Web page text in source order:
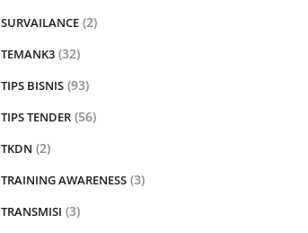
SURVAILANCE (2)
TEMANK3 (32)
TIPS BISNIS (93)
TIPS TENDER (56)
TKDN (2)
TRAINING AWARENESS (3)
TRANSMISI (3)